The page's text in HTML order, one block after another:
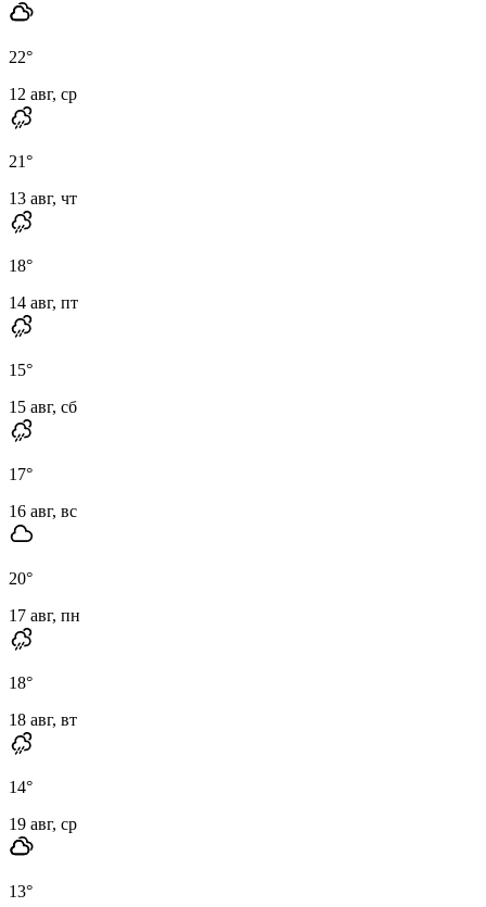
22°
12 авг, ср
21°
13 авг, чт
18°
14 авг, пт
15°
15 авг, сб
17°
16 авг, вс
20°
17 авг, пн
18°
18 авг, вт
14°
19 авг, ср
13°